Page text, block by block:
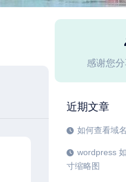
感谢您
近期文章
如何查看域
wordpress
寸缩略图